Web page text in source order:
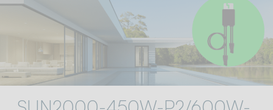
página